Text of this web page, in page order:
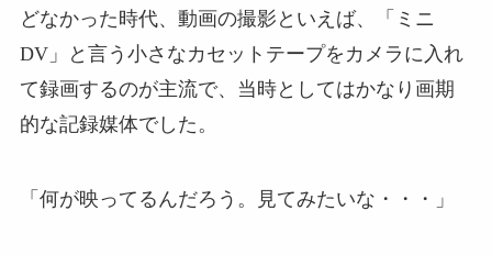
どなかった時代、動画の撮影といえば、「ミニ
DV」と言う小さなカセットテープをカメラに入れ
て録画するのが主流で、当時としてはかなり画期
的な記録媒体でした。
「何が映ってるんだろう。見てみたいな・・・」